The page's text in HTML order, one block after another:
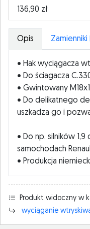
136,90 zł
Opis Zamienniki
• Hak wyciągacza
• Do ściagacza
• Gwintowany
• Do delikatnego
uszkadza go i
• Do np. silników
samochodach
• Produkcja
Produkt widoczny w
wyciąganie